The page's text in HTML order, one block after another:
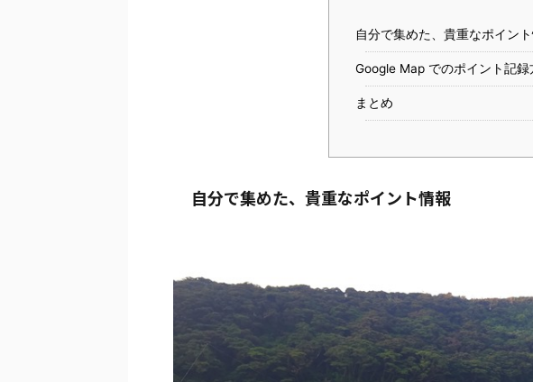
自分で集めた、貴重なポイン
Google Map でのポイント記録
まとめ
自分で集めた、貴重なポイント情報